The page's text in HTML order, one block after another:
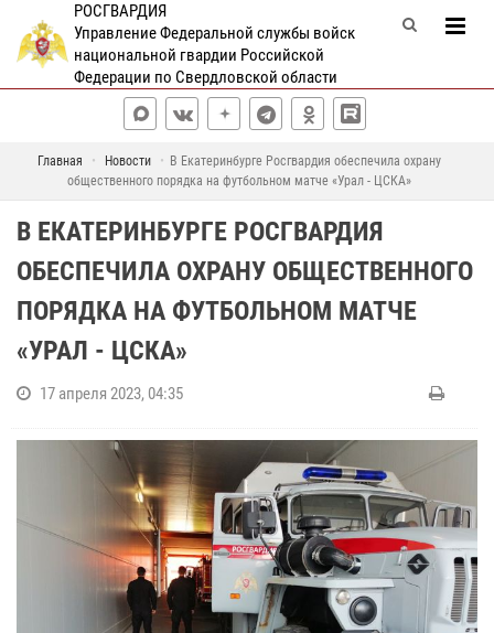
РОСГВАРДИЯ
Управление Федеральной службы войск
национальной гвардии Российской
Федерации по Свердловской области
Главная Новости
В Екатеринбурге Росгвардия обеспечила охрану
общественного порядка на футбольном матче «Урал - ЦСКА»
В ЕКАТЕРИНБУРГЕ РОСГВАРДИЯ
ОБЕСПЕЧИЛА ОХРАНУ ОБЩЕСТВЕННОГО
ПОРЯДКА НА ФУТБОЛЬНОМ МАТЧЕ
«УРАЛ - ЦСКА»
17 апреля 2023, 04:35